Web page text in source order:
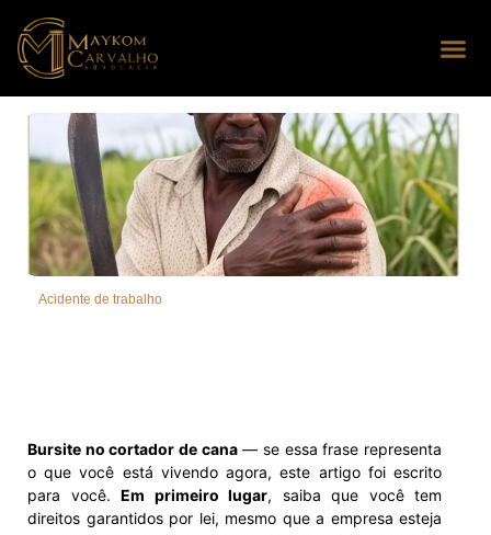
Acidente de trabalho
Bursite no cortador de cana— se essa frase representa
o que você está vivendo agora, este artigo foi escrito
para você. Em primeiro lugar, saiba que você tem
direitos garantidos por lei, mesmo que a empresa esteja